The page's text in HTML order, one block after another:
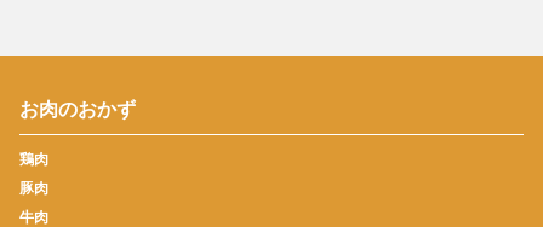
お肉のおかず
鶏肉
豚肉
牛肉